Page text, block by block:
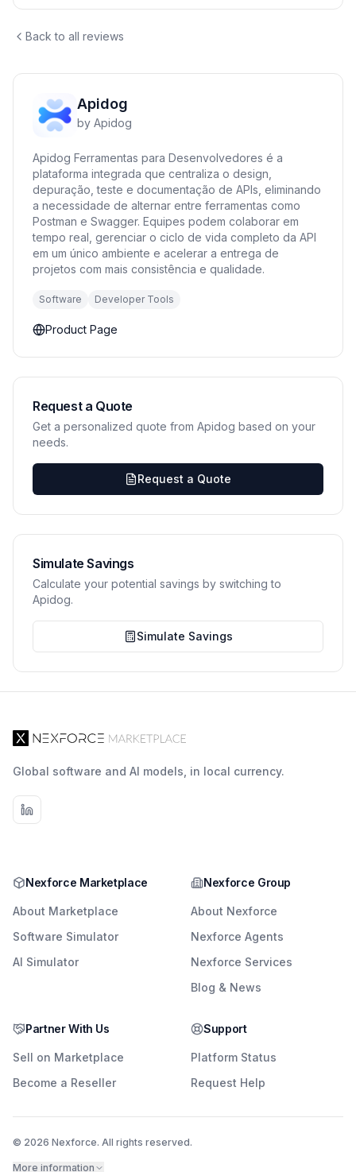
Back to all reviews
Apidog
by Apidog
Apidog Ferramentas para Desenvolvedores é a
plataforma integrada que centraliza o design,
depuração, teste e documentação de APIs, eliminando
a necessidade de alternar entre ferramentas como
Postman e Swagger. Equipes podem colaborar em
tempo real, gerenciar o ciclo de vida completo da API
em um único ambiente e acelerar a entrega de
projetos com mais consistência e qualidade.
Software Developer Tools
Product Page
Request a Quote
Get a personalized quote from Apidog based on your
needs.
Request a Quote
Simulate Savings
Calculate your potential savings by switching to
Apidog.
Simulate Savings
Global software and AI models, in local currency.
Nexforce Marketplace
About Marketplace
Software Simulator
AI Simulator
Nexforce Group
About Nexforce
Nexforce Agents
Nexforce Services
Blog & News
Partner With Us
Sell on Marketplace
Become a Reseller
Support
Platform Status
Request Help
© 2026 Nexforce. All rights reserved.
More information